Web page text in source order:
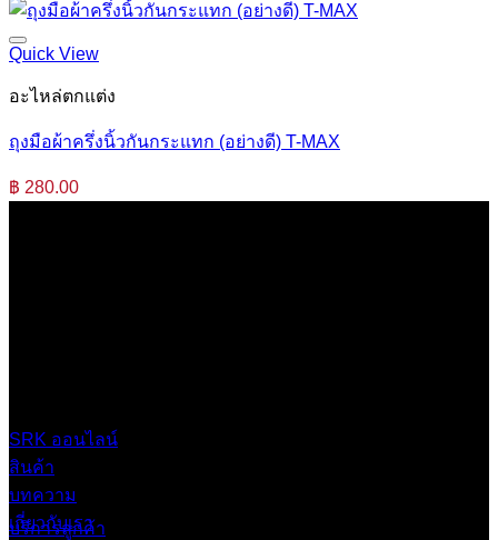
Quick View
อะไหล่ตกแต่ง
ถุงมือผ้าครึ่งนิ้วกันกระแทก (อย่างดี) T-MAX
฿ 280.00
SRK ออนไลน์
สินค้า
บทความ
เกี่ยวกับเรา
บริการลูกค้า